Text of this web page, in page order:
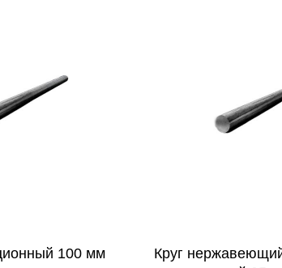
100 мм
Круг